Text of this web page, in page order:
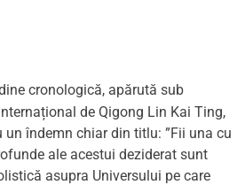
cronologică, apărută sub
de Qigong Lin Kai Ting,
îndemn chiar din titlu: ”Fii una cu
ale acestui deziderat sunt
asupra Universului pe care